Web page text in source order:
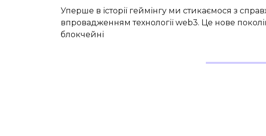
Уперше в історії геймінгу ми стикаємося з
впровадженням технології web3. Це нове
блокчейні